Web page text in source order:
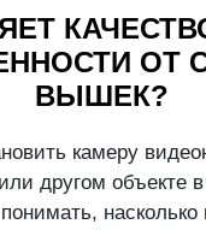
ОТ
ВЫШЕК?
камеру
другом объекте
насколько